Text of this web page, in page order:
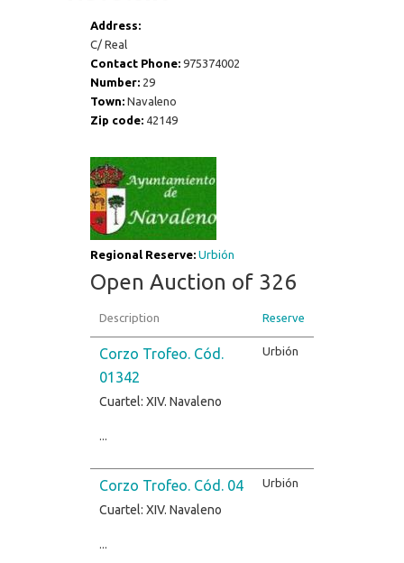
Address:
C/ Real
Contact Phone: 975374002
Number: 29
Town: Navaleno
Zip code: 42149
Regional Reserve: Urbión
Open Auction of 326
Description Reserve
Corzo Trofeo. Cód.
01342
Cuartel: XIV. Navaleno
Urbión
Corzo Trofeo. Cód. 04
Cuartel: XIV. Navaleno
Urbión